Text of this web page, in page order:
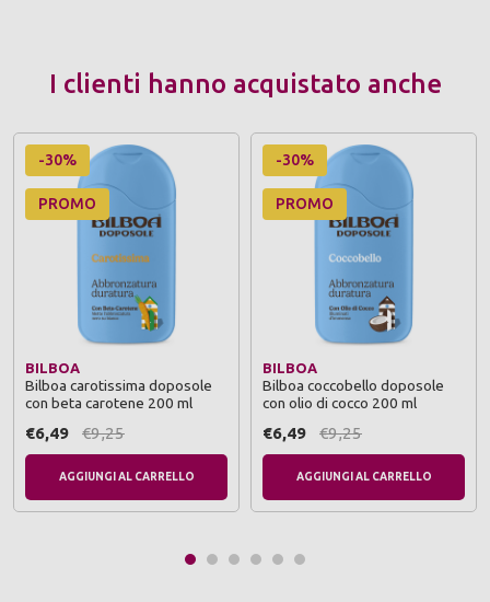
I clienti hanno acquistato anche
-30%
PROMO
BILBOA
Bilboa carotissima doposole
con beta carotene 200 ml
€6,49 €9,25
AGGIUNGI AL CARRELLO
-30%
PROMO
BILBOA
Bilboa coccobello doposole
con olio di cocco 200 ml
€6,49 €9,25
AGGIUNGI AL CARRELLO